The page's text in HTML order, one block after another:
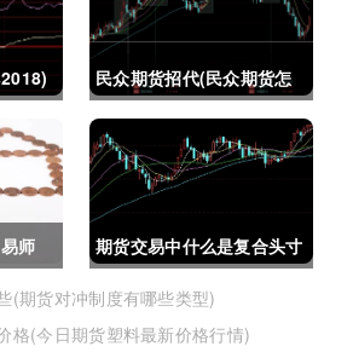
民众期货招代(民众期货怎
么了)
师
易师
期货交易中什么是复合头寸
(期货交易中什么是复合头
寸交易)
(期货对冲制度有哪些类型)
格(今日期货塑料最新价格行情)